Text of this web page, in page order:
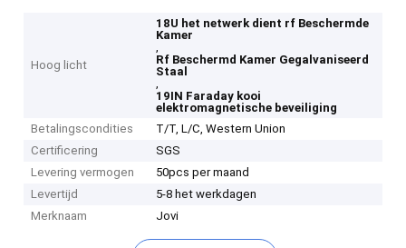
Hoog licht
18U het netwerk dient rf Beschermde
Kamer
,
Rf Beschermd Kamer Gegalvaniseerd
Staal
,
19IN Faraday kooi
elektromagnetische beveiliging
Betalingscondities
T/T, L/C, Western Union
Certificering
SGS
Levering vermogen
50pcs per maand
Levertijd
5-8 het werkdagen
Merknaam
Jovi